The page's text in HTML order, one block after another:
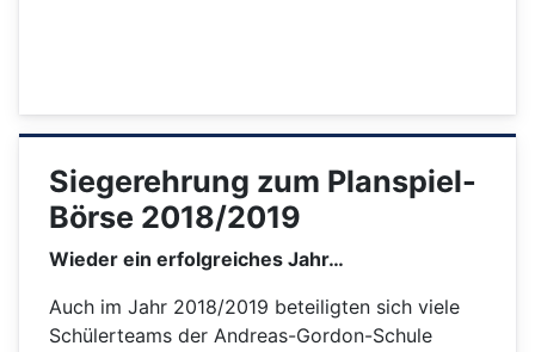
Siegerehrung zum Planspiel-
Börse 2018/2019
Wieder ein erfolgreiches Jahr…
Auch im Jahr 2018/2019 beteiligten sich viele
Schülerteams der Andreas-Gordon-Schule